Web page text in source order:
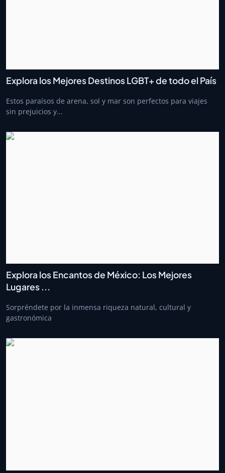
Explora los Mejores Destinos LGBT+ de todo el País
Estos paraísos de arena, sol y mar son perfectos para viajes
sin prejuicios y...
Explora los Encantos de México: Los Mejores
Lugares ...
Sorpréndete por la inmensa riqueza natural, cultural y
gastronómica